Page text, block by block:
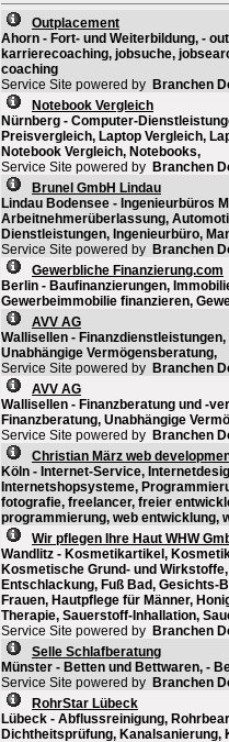
Outplacement
Ahorn - Fort- und Weiterbildung, -
karrierecoaching, jobsuche,
coaching
Service Site powered by Branchen
Notebook Vergleich
Nürnberg - Computer-
Preisvergleich, Laptop Vergleich,
Notebook Vergleich, Notebooks,
Service Site powered by Branchen
Brunel GmbH Lindau
Lindau Bodensee - Ingenieurbüros
Arbeitnehmerüberlassung,
Dienstleistungen, Ingenieurbüro,
Service Site powered by Branchen
Gewerbliche Finanzierung.com
Berlin - Baufinanzierungen,
Gewerbeimmobilie finanzieren,
AVV AG
Wallisellen -
Unabhängige Vermögensberatung,
Service Site powered by Branchen
AVV AG
Wallisellen - Finanzberatung und -
Finanzberatung, Unabhängige
Service Site powered by Branchen
Christian März web
Köln - Internet-Service,
Internetshopsysteme,
fotografie, freelancer, freier
programmierung, web entwicklung,
Wir pflegen Ihre Haut WHW
Wandlitz - Kosmetikartikel,
Kosmetische Grund- und
Entschlackung, Fuß Bad, Gesichts-
Frauen, Hautpflege für Männer,
Therapie, Sauerstoff-Inhallation,
Service Site powered by Branchen
Selle Schlafberatung
Münster - Betten und Bettwaren, -
Service Site powered by Branchen
RohrStar Lübeck
Lübeck - Abflussreinigung,
Dichtheitsprüfung, Kanalsanierung,